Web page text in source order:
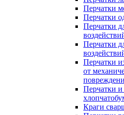
Перчатки
Перчатки
Перчатки
Перчатки
Перчатки
от
Перчатки
Краги